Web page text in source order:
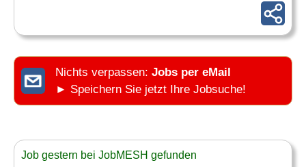
Nichts verpassen: Jobs per eMail
► Speichern Sie jetzt Ihre Jobsuche!
Job gestern bei JobMESH gefunden